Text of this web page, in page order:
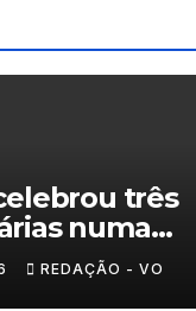
três
numa
a um
REDAÇÃO - VO